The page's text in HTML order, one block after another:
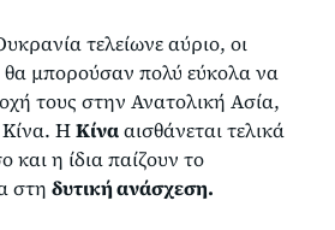
τελείωνε αύριο, οι
θα μπορούσαν πολύ εύκολα να
τους στην Ανατολική Ασία,
Κίνα. ΗΚίνααισθάνεται τελικά
και η ίδια παίζουν το
στη δυτική ανάσχεση.